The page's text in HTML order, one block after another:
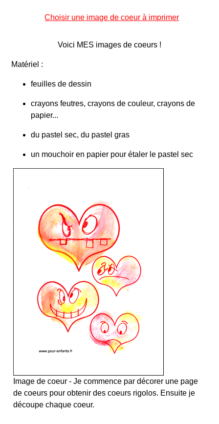
Choisir une image de coeur à imprimer
Voici MES images de coeurs !
Matériel :
feuilles de dessin
crayons feutres, crayons de couleur, crayons de
papier...
du pastel sec, du pastel gras
un mouchoir en papier pour étaler le pastel sec
Image de coeur - Je commence par décorer une page
de coeurs pour obtenir des coeurs rigolos. Ensuite je
découpe chaque coeur.